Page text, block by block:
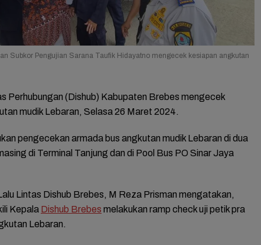
Subkor Pengujian Sarana Taufik Hidayatno mengecek kesiapan angkutan
Perhubungan (Dishub) Kabupaten Brebes mengecek
mudik Lebaran, Selasa 26 Maret 2024.
pengecekan armada bus angkutan mudik Lebaran di dua
di Terminal Tanjung dan di Pool Bus PO Sinar Jaya
Lintas Dishub Brebes, M Reza Prisman mengatakan,
Kepala Dishub Brebes melakukan ramp check uji petik pra
Lebaran.